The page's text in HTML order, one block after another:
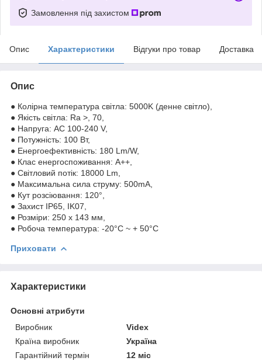
Замовлення під захистом
Опис Характеристики Відгуки про товар Доставка
Опис
● Колірна температура світла: 5000K (денне світло),
● Якість світла: Ra >, 70,
● Напруга: AC 100-240 V,
● Потужність: 100 Вт,
● Енергоефективність: 180 Lm/W,
● Клас енергоспоживання: А++,
● Світловий потік: 18000 Lm,
● Максимальна сила струму: 500mA,
● Кут розсіювання: 120°,
● Захист IP65, IK07,
● Розміри: 250 x 143 мм,
● Робоча температура: -20°C ~ + 50°С
Приховати
Характеристики
Основні атрибути
Виробник
Videx
Країна виробник
Україна
Гарантійний термін
12 міс